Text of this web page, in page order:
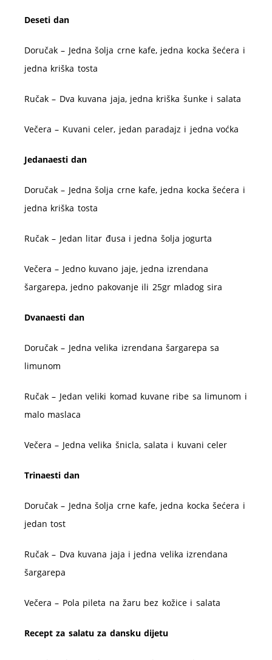
Deseti dan
Doručak – Jedna šolja crne kafe, jedna kocka šećera i
jedna kriška tosta
Ručak – Dva kuvana jaja, jedna kriška šunke i salata
Večera – Kuvani celer, jedan paradajz i jedna voćka
Jedanaesti dan
Doručak – Jedna šolja crne kafe, jedna kocka šećera i
jedna kriška tosta
Ručak – Jedan litar đusa i jedna šolja jogurta
Večera – Jedno kuvano jaje, jedna izrendana
šargarepa, jedno pakovanje ili 25gr mladog sira
Dvanaesti dan
Doručak – Jedna velika izrendana šargarepa sa
limunom
Ručak – Jedan veliki komad kuvane ribe sa limunom i
malo maslaca
Večera – Jedna velika šnicla, salata i kuvani celer
Trinaesti dan
Doručak – Jedna šolja crne kafe, jedna kocka šećera i
jedan tost
Ručak – Dva kuvana jaja i jedna velika izrendana
šargarepa
Večera – Pola pileta na žaru bez kožice i salata
Recept za salatu za dansku dijetu